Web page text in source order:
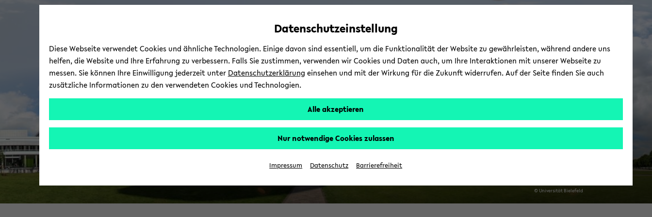
Automatische
vermeiden
zum
wechseln
zum
wechseln
zum
wechseln
Edu­ca­ti­on - BiSEd
© Uni­ver­si­tät Bie­le­feld
Datenschutzeinstellung
Diese Webseite verwendet Cookies und ähnliche Technologien. Einige davon sind essentiell, um die Funktionalität der Website zu gewährleisten, während andere uns
helfen, die Website und Ihre Erfahrung zu verbessern. Falls Sie zustimmen, verwenden wir Cookies und Daten auch, um Ihre Interaktionen mit unserer Webseite zu
messen. Sie können Ihre Einwilligung jederzeit unter Datenschutzerklärung einsehen und mit der Wirkung für die Zukunft widerrufen. Auf der Seite finden Sie auch
zusätzliche Informationen zu den verwendeten Cookies und Technologien.
Alle akzeptieren
Nur notwendige Cookies zulassen
Impressum Datenschutz Barrierefreiheit